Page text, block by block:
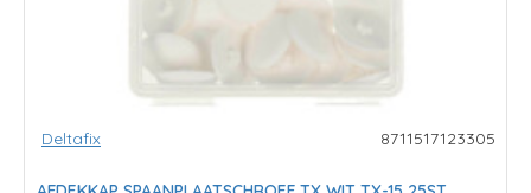
Deltafix 8711517123305